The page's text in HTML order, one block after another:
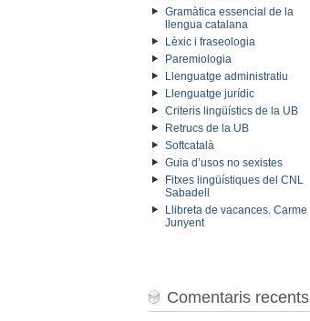
Gramàtica essencial de la
llengua catalana
Lèxic i fraseologia
Paremiologia
Llenguatge administratiu
Llenguatge jurídic
Criteris lingüístics de la UB
Retrucs de la UB
Softcatalà
Guia d’usos no sexistes
Fitxes lingüístiques del CNL
Sabadell
Llibreta de vacances. Carme
Junyent
Comentaris recents